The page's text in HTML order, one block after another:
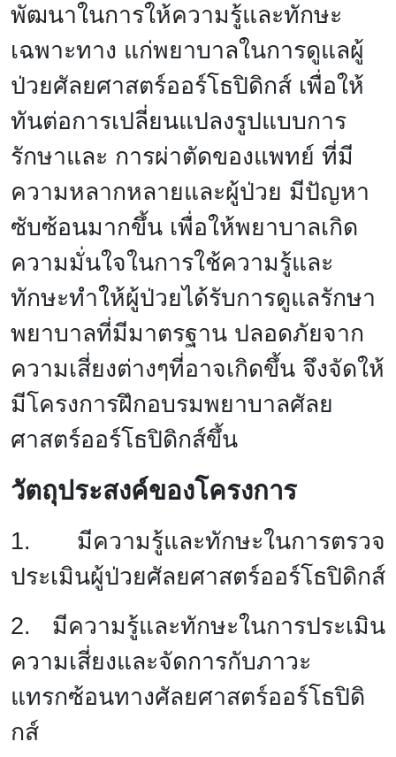
พัฒนาในการให้ความรู้และทักษะ
เฉพาะทาง แก่พยาบาลในการดูแลผู้
ป่วยศัลยศาสตร์ออร์โธปิดิกส์ เพื่อให้
ทันต่อการเปลี่ยนแปลงรูปแบบการ
รักษาและ การผ่าตัดของแพทย์ ที่มี
ความหลากหลายและผู้ป่วย มีปัญหา
ซับซ้อนมากขึ้น เพื่อให้พยาบาลเกิด
ความมั่นใจในการใช้ความรู้และ
ทักษะทำให้ผู้ป่วยได้รับการดูแลรักษา
พยาบาลที่มีมาตรฐาน ปลอดภัยจาก
ความเสี่ยงต่างๆที่อาจเกิดขึ้น จึงจัดให้
มีโครงการฝึกอบรมพยาบาลศัลย
ศาสตร์ออร์โธปิดิกส์ขึ้น
วัตถุประสงค์ของโครงการ
1. มีความรู้และทักษะในการตรวจ
ประเมินผู้ป่วยศัลยศาสตร์ออร์โธปิดิกส์
2. มีความรู้และทักษะในการประเมิน
ความเสี่ยงและจัดการกับภาวะ
แทรกซ้อนทางศัลยศาสตร์ออร์โธปิดิ
กส์